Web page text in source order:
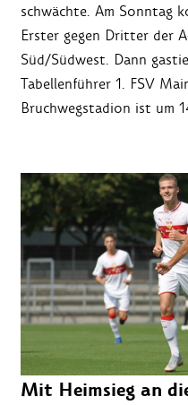
schwächte. Am Sonntag
Erster gegen Dritter der
Süd/Südwest. Dann
Tabellenführer 1. FSV
Bruchwegstadion ist um
Mit Heimsieg an